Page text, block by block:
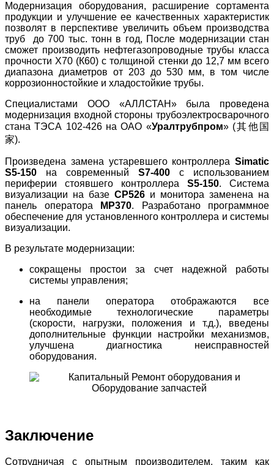
Модернизация оборудования, расширение сортамента
продукции и улучшение ее качественных характеристик
позволят в перспективе увеличить объем производства
труб до 700 тыс. тонн в год, После модернизации стан
сможет производить нефтегазопроводные трубы класса
прочности Х70 (К60) с толщиной стенки до 12,7 мм всего
диапазона диаметров от 203 до 530 мм, в том числе
коррозионностойкие и хладостойкие трубы.
Специалистами ООО «АЛЛСТАН» была проведена
модернизация входной стороны трубоэлектросварочного
стана ТЭСА 102-426 на ОАО «Уралтрубпром» (其他国
家).
Произведена замена устаревшего контроллера Simatic
S5-150 на современный S7-400 с использованием
периферии стоявшего контроллера S5-150. Система
визуализации на базе CP526 и монитора заменена на
панель оператора
MP370. Разработано программное
обеспечение для установленного контроллера и системы
визуализации.
В результате модернизации:
сокращены простои за счет надежной работы
системы управления;
на панели оператора отображаются все
необходимые технологические параметры
(скорости, нагрузки, положения и т.д.), введены
дополнительные функции настройки механизмов,
улучшена диагностика неисправностей
оборудования.
Заключение
Сотрудничая с опытным производителем, таким как